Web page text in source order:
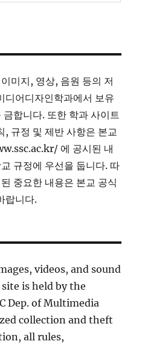
미지, 영상, 음원 등의 저
디어디자인학과에서 보유
합니다. 또한 학과 사이트
, 규정 및 제반 사항은 본교
에 공시된 내
규정에 우선을 둡니다. 따
중요한 내용은 본교 공식
랍니다.
videos, and sound
is held by the
Dep. of Multimedia
collection and theft
all rules,